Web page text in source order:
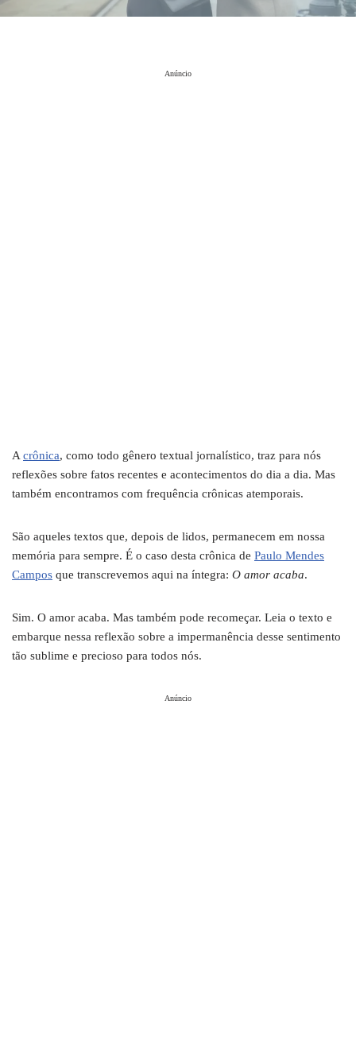
Anúncio
A crônica, como todo gênero textual jornalístico, traz para nós
reflexões sobre fatos recentes e acontecimentos do dia a dia. Mas
também encontramos com frequência crônicas atemporais.
São aqueles textos que, depois de lidos, permanecem em nossa
memória para sempre. É o caso desta crônica de Paulo Mendes
Campos que transcrevemos aqui na íntegra: O amor acaba.
Sim. O amor acaba. Mas também pode recomeçar. Leia o texto e
embarque nessa reflexão sobre a impermanência desse sentimento
tão sublime e precioso para todos nós.
Anúncio